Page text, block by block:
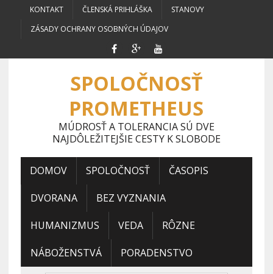
KONTAKT ČLENSKÁ PRIHLÁŠKA
STANOVY
ZÁSADY OCHRANY OSOBNÝCH ÚDAJOV
SPOLOČNOSŤ
PROMETHEUS
MÚDROSŤ A TOLERANCIA SÚ DVE
NAJDÔLEŽITEJŠIE CESTY K SLOBODE
DOMOV SPOLOČNOSŤ ČASOPIS
DVORANA BEZ VYZNANIA
HUMANIZMUS VEDA RÔZNE
NÁBOŽENSTVÁ PORADENSTVO